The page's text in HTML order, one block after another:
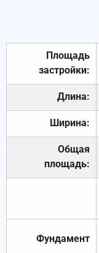
Площадь
застройки:
Длина:
Ширина:
Общая
площадь:
Фундамент